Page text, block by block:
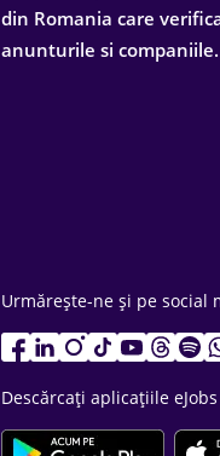
din Romania care
anunturile si companiile.
Urmărește-ne și pe social
Descărcați aplicațiile